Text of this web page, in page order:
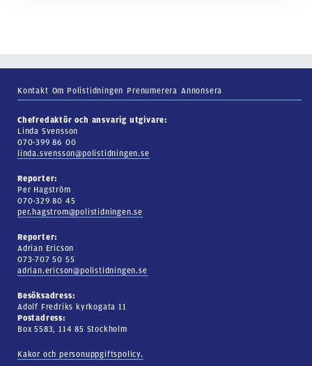
Kontakt Om Polistidningen Prenumerera Annonsera
Chefredaktör och ansvarig utgivare:
Linda Svensson
070-399 86 00
linda.svensson@polistidningen.se
Reporter:
Per Hagström
070-329 80 45
per.hagstrom@polistidningen.se
Reporter:
Adrian Ericson
073-707 50 55
adrian.ericson@polistidningen.se
Besöksadress:
Adolf Fredriks kyrkogata 11
Postadress:
Box 5583, 114 85 Stockholm
Kakor och personuppgiftspolicy.